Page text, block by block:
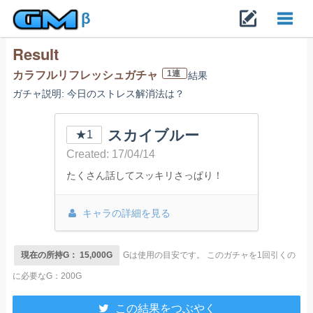
β
Result
カラフルリフレッシュガチャ 1連
結果
ガチャ説明: 今日のストレス解消法は？
★1 スカイブルー
Created: 17/04/14
たくさん話してスッキリさっぱり！
キャラの詳細を見る
現在の所持G： 15,000G Gは使用の目安です。 このガチャを1回引くの
に必要なG：200G
この結果をつぶやく